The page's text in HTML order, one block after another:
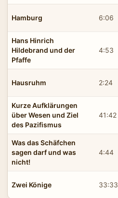
Hamburg 6:06
Hans Hinrich
Hildebrand und der
Pfaffe
4:53
Hausruhm 2:24
Kurze Aufklärungen
über Wesen und Ziel
des Pazifismus
41:42
Was das Schäfchen
sagen darf und was
nicht!
4:44
Zwei Könige 33:33